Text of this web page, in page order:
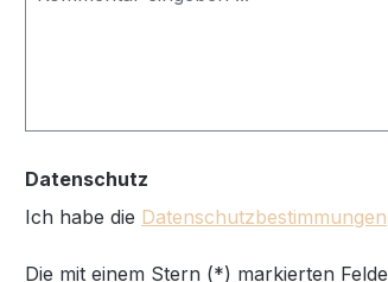
Datenschutz
Ich habe die Datenschutzbestimmungen
Die mit einem Stern (*) markierten